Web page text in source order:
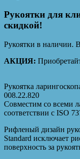
Рукоятки для
скидкой!
Рукоятки в наличии.
АКЦИЯ:
Рукоятка
008.22.820
Совместим со всеми
соответствии с ISO
Рифленый дизайн
Standard исключает
поверхность за